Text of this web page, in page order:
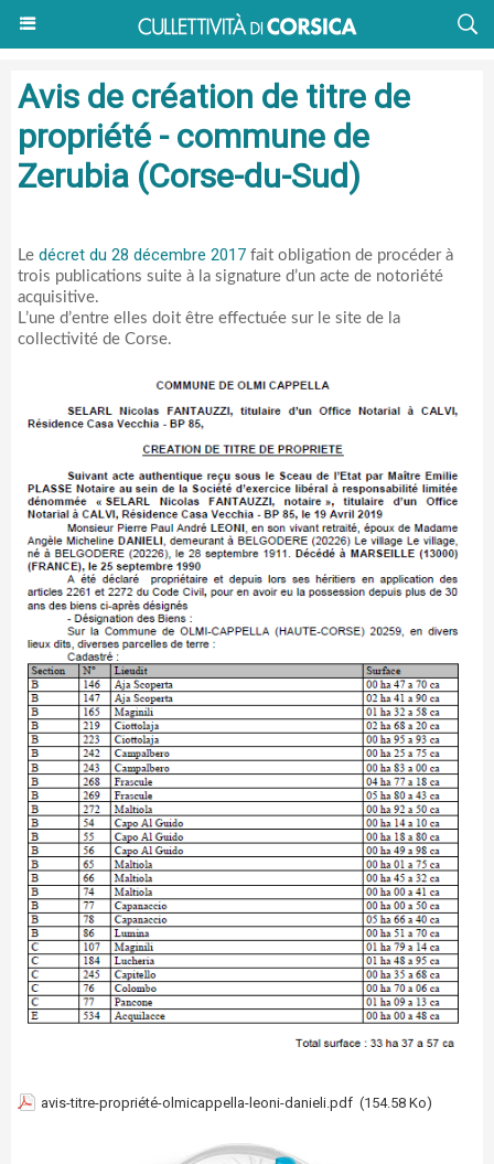
Avis de création de titre de
propriété - commune de
Zerubia (Corse-du-Sud)
Le décret du 28 décembre 2017 fait obligation de procéder à
trois publications suite à la signature d’un acte de notoriété
acquisitive.
L’une d’entre elles doit être effectuée sur le site de la
collectivité de Corse.
avis-titre-propriété-olmicappella-leoni-danieli.pdf (154.58 Ko)